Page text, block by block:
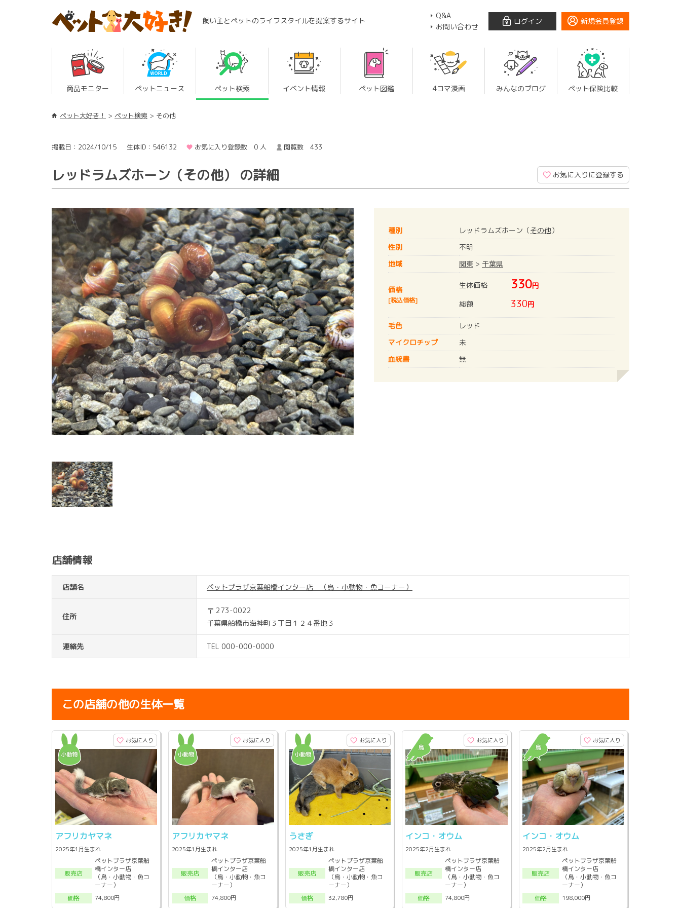
飼い主とペットのライフスタイルを提案するサイト
Q&A
お問い合わせ
ログイン 新規会員登録
商品モニター ペットニュース ペット検索 イベント情報 ペット図鑑 4コマ漫画 みんなのブログ ペット保険比較
ペット大好き！ ペット検索 その他
掲載日：2024/10/15 生体ID：546132 お気に入り登録数 0 人 閲覧数 433
レッドラムズホーン（その他） の詳細 お気に入りに登録する
種別 レッドラムズホーン（その他）
性別
不明
地域
関東 > 千葉県
価格
[税込価格]
生体価格 330円
総額
330円
毛色
レッド
マイクロチップ
未
血統書
無
店舗情報
店舗名 ペットプラザ京葉船橋インター店 （鳥・小動物・魚コーナー）
住所
〒 273-0022
千葉県船橋市海神町３丁目１２４番地３
連絡先 TEL 000-000-0000
この店舗の他の生体一覧
お気に入り
アフリカヤマネ
2025年1月生まれ
販売店
ペットプラザ京葉船
橋インター店
（鳥・小動物・魚コ
ーナー）
価格
74,800円
お気に入り
アフリカヤマネ
2025年1月生まれ
販売店
ペットプラザ京葉船
橋インター店
（鳥・小動物・魚コ
ーナー）
価格
74,800円
お気に入り
うさぎ
2025年1月生まれ
販売店
ペットプラザ京葉船
橋インター店
（鳥・小動物・魚コ
ーナー）
価格
32,780円
お気に入り
インコ・オウム
2025年2月生まれ
販売店
ペットプラザ京葉船
橋インター店
（鳥・小動物・魚コ
ーナー）
価格
74,800円
お気に入り
インコ・オウム
2025年2月生まれ
販売店
ペットプラザ京葉船
橋インター店
（鳥・小動物・魚コ
ーナー）
価格
198,000円